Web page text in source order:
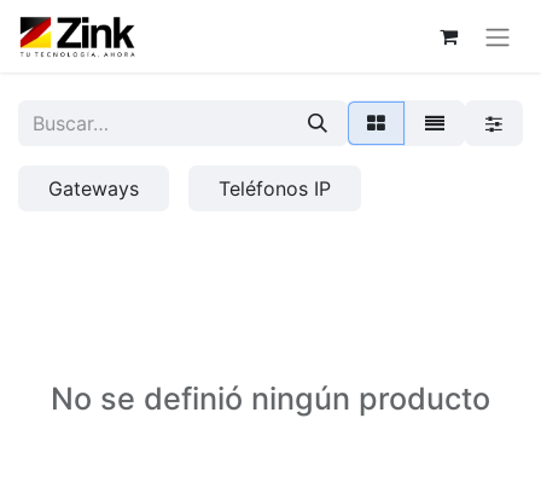
Gateways Teléfonos IP
No se definió ningún producto